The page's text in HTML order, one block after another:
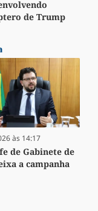
de Trump
às 14:17
de Gabinete de
a campanha